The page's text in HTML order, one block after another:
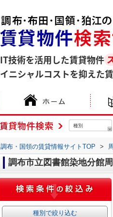
IT技術を活用した賃貸物件
イニシャルコストを抑えた
種別
調布・国領の賃貸情報サイトTOP >
調布市立図書館染地分館
種別で絞り込む